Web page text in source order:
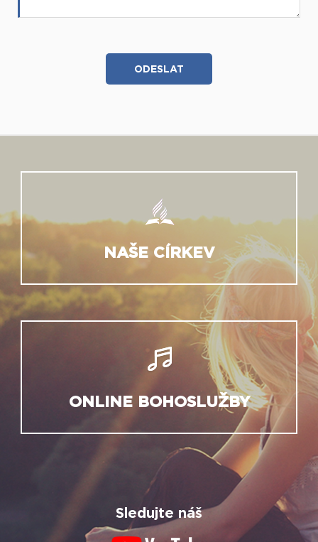
NAŠE CÍRKEV
ONLINE BOHOSLUŽBY
Sledujte náš